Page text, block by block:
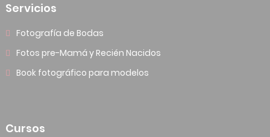
Servicios
Fotografía de Bodas
Fotos pre-Mamá y Recién Nacidos
Book fotográfico para modelos
Cursos